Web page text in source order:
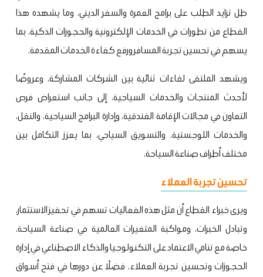
ظل تزايد الطلب على برامج العمرة والسفر الديني، وما يشهده هذا
القطاع من تطورات في الخدمات الإلكترونية والحجوزات الذكية، بما
يسهم في تحسين تجربة المسافر ورفع كفاءة الخدمات المقدمة.
ويشهد الملتقى لقاءات ثنائية بين الشركات المشاركة، وعروضًا
لأحدث المنتجات والخدمات السياحية، إلى جانب استعراض فرص
التعاون في مجالات الإقامة الفندقية، وإدارة البرامج السياحية، والنقل،
والخدمات اللوجستية، والتسويق السياحي، بما يعزز التكامل بين
مختلف أطراف صناعة السياحة.
تحسين تجربة العملاء
ويرى خبراء القطاع أن مثل هذه الفعاليات تسهم في تحفيز الاستثمار،
وتبادل الخبرات، ومواكبة المتغيرات العالمية في صناعة السياحة،
خاصة مع تنامي الاعتماد على التكنولوجيا والذكاء الاصطناعي في إدارة
الحجوزات وتحسين تجربة العملاء، فضلًا عن دورها في فتح أسواق